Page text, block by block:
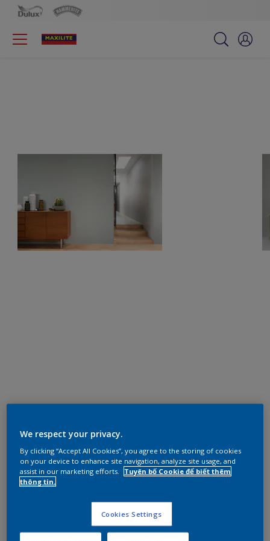
We respect your privacy.
By clicking “Accept All Cookies”, you agree to the storing of cookies
on your device to enhance site navigation, analyze site usage, and
assist in our marketing efforts.
Tuyên bố Cookie để biết thêm
thông tin.
Cookies Settings